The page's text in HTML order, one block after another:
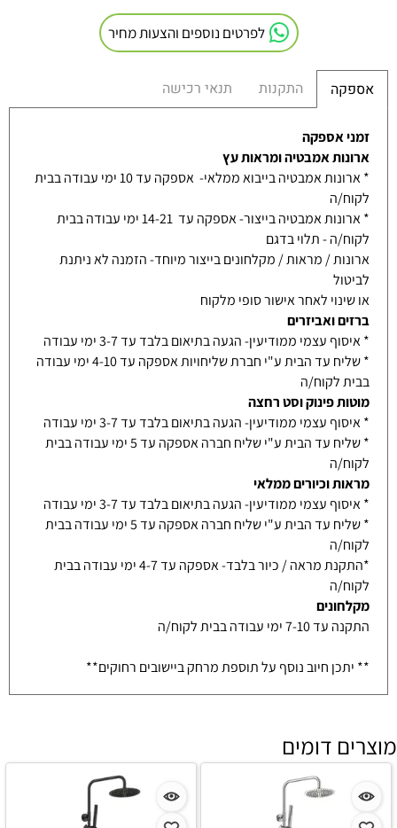
לפרטים נוספים והצעות מחיר
אספקה התקנות תנאי רכישה
זמני אספקה
ארונות אמבטיה ומראות עץ
* ארונות אמבטיה בייבוא ממלאי- אספקה עד 10 ימי עבודה בבית
לקוח/ה
* ארונות אמבטיה בייצור- אספקה עד 14-21 ימי עבודה בבית
לקוח/ה - תלוי בדגם
ארונות / מראות / מקלחונים בייצור מיוחד- הזמנה לא ניתנת
לביטול
או שינוי לאחר אישור סופי מלקוח
ברזים ואביזרים
* איסוף עצמי ממודיעין- הגעה בתיאום בלבד עד 3-7 ימי עבודה
* שליח עד הבית ע"י חברת שליחויות אספקה עד 4-10 ימי עבודה
בבית לקוח/ה
מוטות פינוק וסט רחצה
* איסוף עצמי ממודיעין- הגעה בתיאום בלבד עד 3-7 ימי עבודה
* שליח עד הבית ע"י שליח חברה אספקה עד 5 ימי עבודה בבית
לקוח/ה
מראות וכיורים ממלאי
* איסוף עצמי ממודיעין- הגעה בתיאום בלבד עד 3-7 ימי עבודה
* שליח עד הבית ע"י שליח חברה אספקה עד 5 ימי עבודה בבית
לקוח/ה
*התקנת מראה / כיור בלבד- אספקה עד 4-7 ימי עבודה בבית
לקוח/ה
מקלחונים
התקנה עד 7-10 ימי עבודה בבית לקוח/ה
** יתכן חיוב נוסף על תוספת מרחק ביישובים רחוקים**
מוצרים דומים